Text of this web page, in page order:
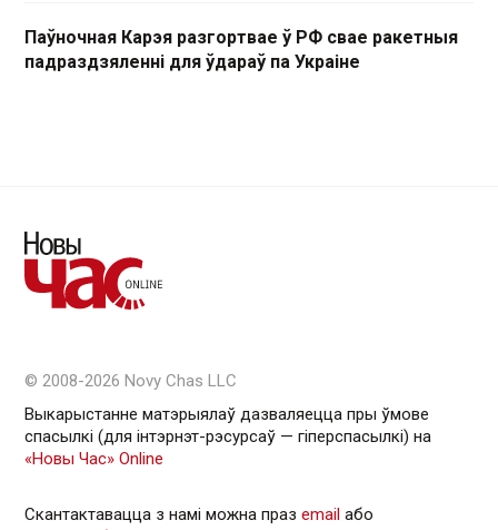
Паўночная Карэя разгортвае ў РФ свае ракетныя
падраздзяленні для ўдараў па Украіне
© 2008-2026 Novy Chas LLC
Выкарыстанне матэрыялаў дазваляецца пры ўмове
спасылкі (для інтэрнэт-рэсурсаў — гiперспасылкi) на
«Новы Час» Online
Скантактавацца з намі можна праз email або